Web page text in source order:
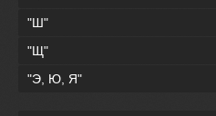
"Ш"
"Щ"
"Э, Ю, Я"